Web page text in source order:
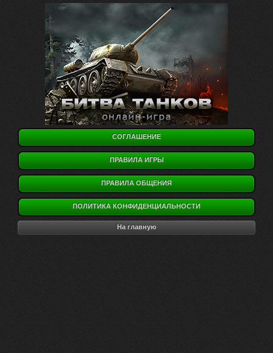
СОГЛАШЕНИЕ
ПРАВИЛА ИГРЫ
ПРАВИЛА ОБЩЕНИЯ
ПОЛИТИКА КОНФИДЕНЦИАЛЬНОСТИ
На главную